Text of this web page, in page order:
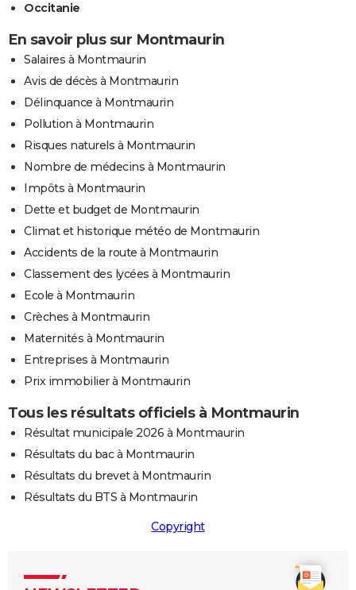
Occitanie
En savoir plus sur Montmaurin
Salaires à Montmaurin
Avis de décès à Montmaurin
Délinquance à Montmaurin
Pollution à Montmaurin
Risques naturels à Montmaurin
Nombre de médecins à Montmaurin
Impôts à Montmaurin
Dette et budget de Montmaurin
Climat et historique météo de Montmaurin
Accidents de la route à Montmaurin
Classement des lycées à Montmaurin
Ecole à Montmaurin
Crèches à Montmaurin
Maternités à Montmaurin
Entreprises à Montmaurin
Prix immobilier à Montmaurin
Tous les résultats officiels à Montmaurin
Résultat municipale 2026 à Montmaurin
Résultats du bac à Montmaurin
Résultats du brevet à Montmaurin
Résultats du BTS à Montmaurin
Copyright